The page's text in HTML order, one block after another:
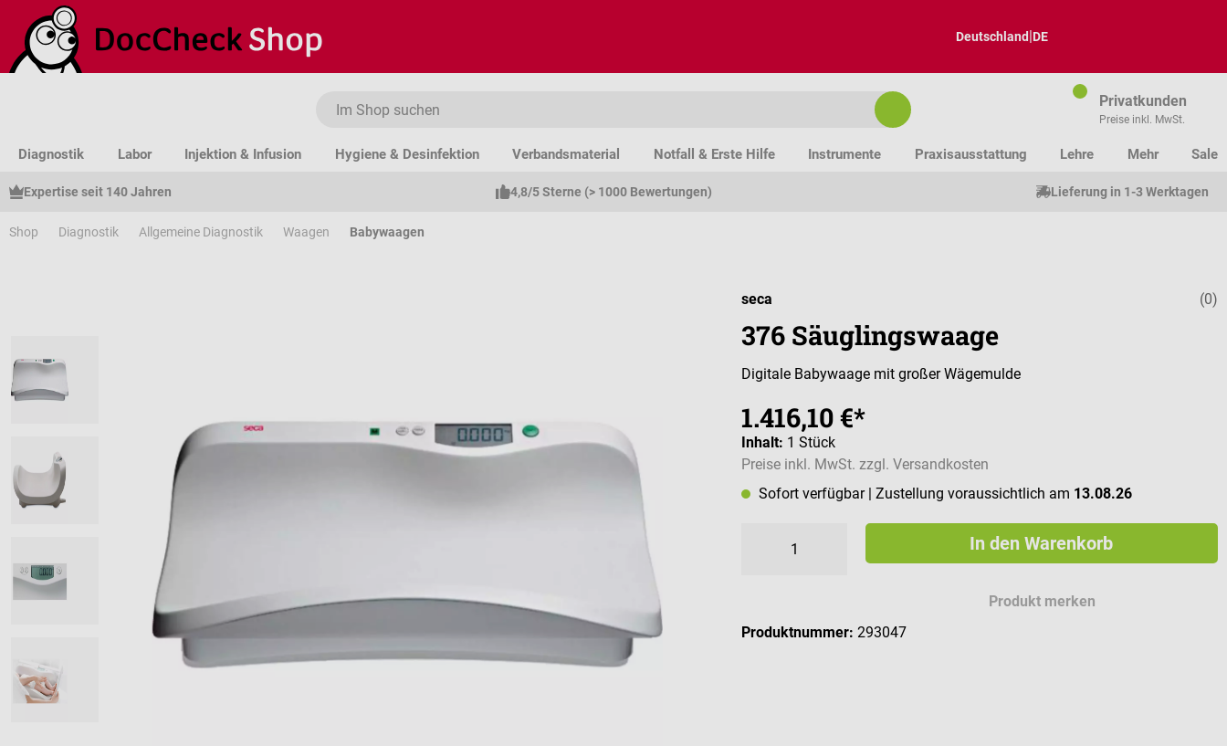
Hauptinhalt springen
Zur Suche springen
Zur Hauptnavigation springen
Deutschland|DE
Privatkunden
Preise inkl. MwSt.
Diagnostik Labor Injektion & Infusion Hygiene & Desinfektion Verbandsmaterial Notfall & Erste Hilfe Instrumente Praxisausstattung Lehre Mehr Sale
Expertise seit 140 Jahren 4,8/5 Sterne (> 1000 Bewertungen) Lieferung in 1-3 Werktagen
Shop Diagnostik Allgemeine Diagnostik Waagen Babywaagen
(0)
seca
376 Säuglingswaage
Digitale Babywaage mit großer Wägemulde
1.416,10 €*
Inhalt: 1 Stück
Preise inkl. MwSt. zzgl. Versandkosten
Sofort verfügbar | Zustellung voraussichtlich am 13.08.26
In den Warenkorb
Produkt merken
Produktnummer:293047